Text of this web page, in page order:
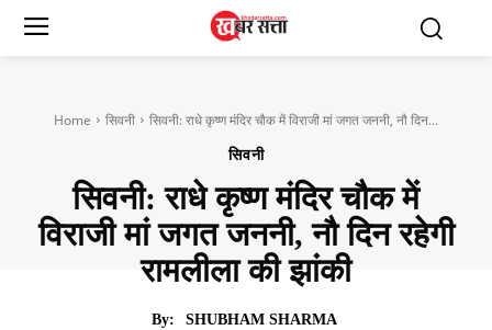
Home सिवनी सिवनी: राधे कृष्ण मंदिर चौक में विराजी मां जगत जननी, नौ दिन...
सिवनी
सिवनी: राधे कृष्ण मंदिर चौक में
विराजी मां जगत जननी, नौ दिन रहेगी
रामलीला की झांकी
By:
SHUBHAM SHARMA